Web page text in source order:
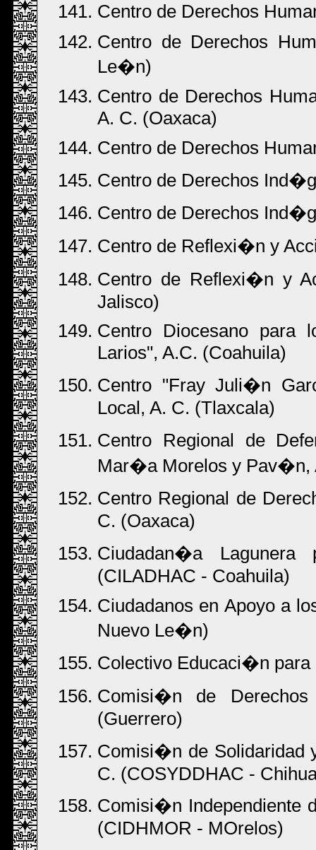
Centro de Derechos
Centro de Derechos
Le�n)
Centro de Derechos
A. C. (Oaxaca)
Centro de Derechos
Centro de Derechos
Centro de Derechos
Centro de Reflexi�n y
Centro de Reflexi�n y
Jalisco)
Centro Diocesano para
Larios", A.C. (Coahuila)
Centro "Fray Juli�n
Local, A. C. (Tlaxcala)
Centro Regional de
Mar�a Morelos y Pav�n,
Centro Regional de
C. (Oaxaca)
Ciudadan�a
(CILADHAC - Coahuila)
Ciudadanos en Apoyo a
Nuevo Le�n)
Colectivo Educaci�n para
Comisi�n de
(Guerrero)
Comisi�n de Solidaridad
C. (COSYDDHAC -
Comisi�n Independiente
(CIDHMOR - MOrelos)